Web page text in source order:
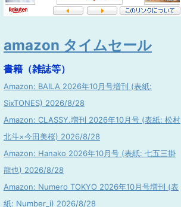
amazon タイムセール
書籍（雑誌等）
Amazon: BAILA 2026年10月号増刊 (表紙:
SixTONES) 2026/8/28
Amazon: CLASSY.増刊 2026年10月号 (表紙: 松村
北斗×今田美桜) 2026/8/28
Amazon: Hanako 2026年10月号 (表紙: 七五三掛
龍也) 2026/8/28
Amazon: Numero TOKYO 2026年10月号増刊 (表
紙: Number_i) 2026/8/28